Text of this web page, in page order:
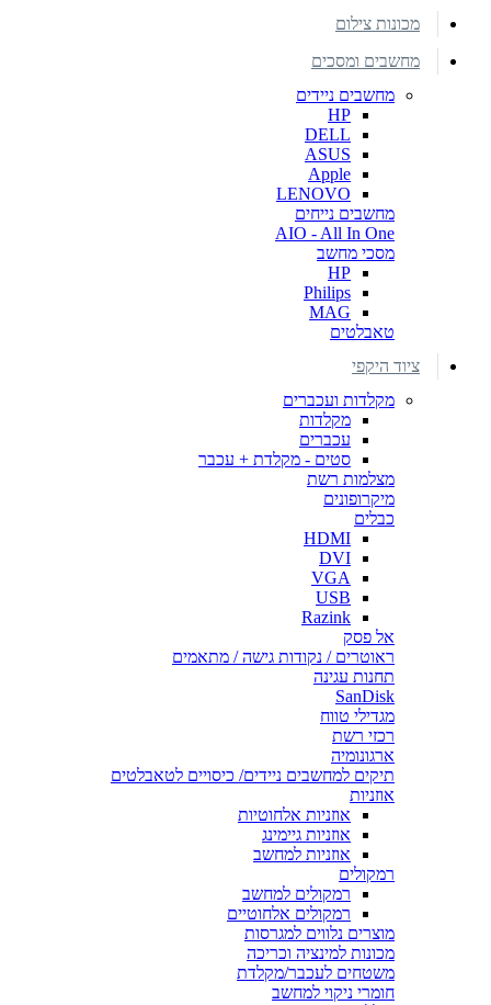
מכונות צילום
מחשבים ומסכים
מחשבים ניידים
HP
DELL
ASUS
Apple
LENOVO
מחשבים נייחים
AIO - All In One
מסכי מחשב
HP
Philips
MAG
טאבלטים
ציוד היקפי
מקלדות ועכברים
מקלדות
עכברים
סטים - מקלדת + עכבר
מצלמות רשת
מיקרופונים
כבלים
HDMI
DVI
VGA
USB
Razink
אל פסק
ראוטרים / נקודות גישה / מתאמים
תחנות עגינה
SanDisk
מגדילי טווח
רכזי רשת
ארגונומיה
תיקים למחשבים ניידים/ כיסויים לטאבלטים
אוזניות
אוזניות אלחוטיות
אוזניות גיימינג
אוזניות למחשב
רמקולים
רמקולים למחשב
רמקולים אלחוטיים
מוצרים נלווים למגרסות
מכונות למינציה וכריכה
משטחים לעכבר/מקלדת
חומרי ניקוי למחשב